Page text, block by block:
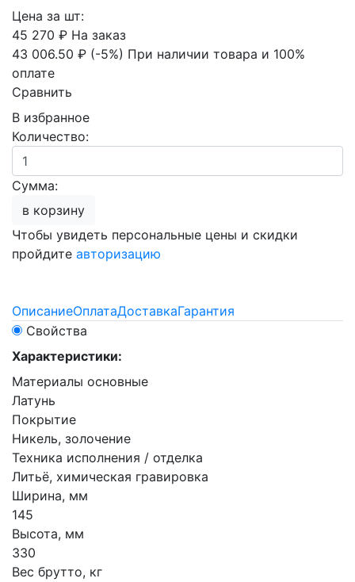
Цена за шт:
45 270 ₽ На заказ
43 006.50 ₽ (-5%) При наличии товара и 100%
оплате
Сравнить
В избранное
Количество:
Сумма:
в корзину
Чтобы увидеть персональные цены и скидки
пройдите авторизацию
ОписаниеОплатаДоставкаГарантия
Свойства
Характеристики:
Материалы основные
Латунь
Покрытие
Никель, золочение
Техника исполнения / отделка
Литьё, химическая гравировка
Ширина, мм
145
Высота, мм
330
Вес брутто, кг